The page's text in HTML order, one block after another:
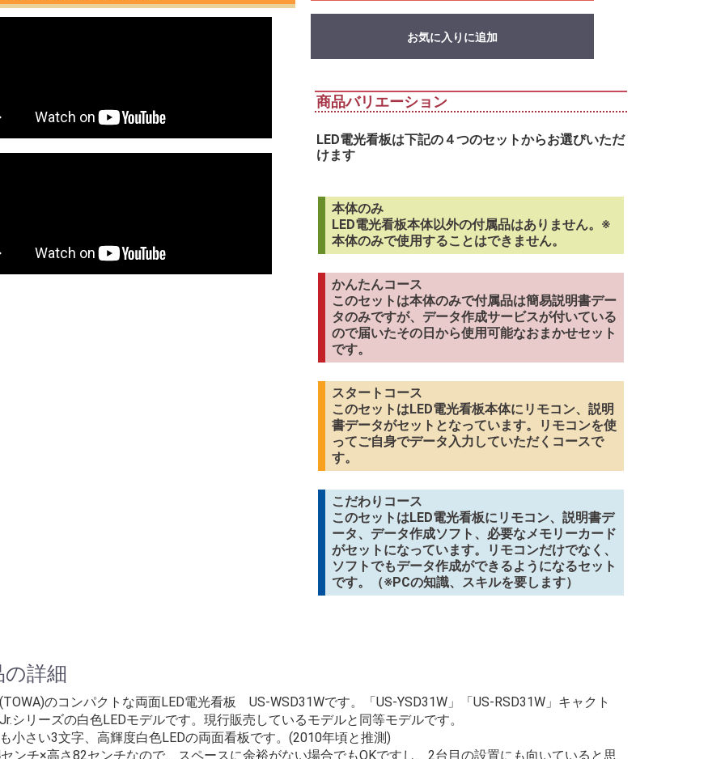
お気に入りに追加
商品バリエーション
LED電光看板は下記の４つのセットからお選びいただ
けます
本体のみ
LED電光看板本体以外の付属品はありません。※
本体のみで使用することはできません。
かんたんコース
このセットは本体のみで付属品は簡易説明書デー
タのみですが、データ作成サービスが付いている
ので届いたその日から使用可能なおまかせセット
です。
スタートコース
このセットはLED電光看板本体にリモコン、説明
書データがセットとなっています。リモコンを使
ってご自身でデータ入力していただくコースで
す。
こだわりコース
このセットはLED電光看板にリモコン、説明書デ
ータ、データ作成ソフト、必要なメモリーカード
がセットになっています。リモコンだけでなく、
ソフトでもデータ作成ができるようになるセット
です。（※PCの知識、スキルを要します）
の詳細
のコンパクトな両面LED電光看板 US-WSD31Wです。「US-YSD31W」「US-RSD31W」キャクト
シリーズの白色LEDモデルです。現行販売しているモデルと同等モデルです。
小さい3文字、高輝度白色LEDの両面看板です。(2010年頃と推測)
ンチ×高さ82センチなので、スペースに余裕がない場合でもOKですし、2台目の設置にも向いていると思